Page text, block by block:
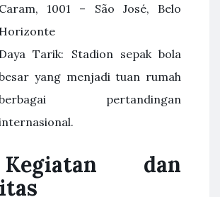
Caram, 1001 – São José, Belo
Horizonte
Daya Tarik: Stadion sepak bola
yang menjadi tuan rumah
pertandingan
Kegiatan dan